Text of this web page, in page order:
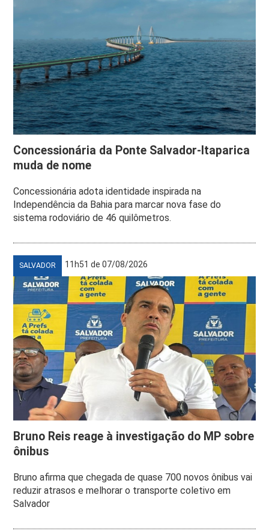
Concessionária da Ponte Salvador-Itaparica
muda de nome
Concessionária adota identidade inspirada na
Independência da Bahia para marcar nova fase do
sistema rodoviário de 46 quilômetros.
SALVADOR 11h51 de 07/08/2026
Bruno Reis reage à investigação do MP sobre
ônibus
Bruno afirma que chegada de quase 700 novos ônibus vai
reduzir atrasos e melhorar o transporte coletivo em
Salvador